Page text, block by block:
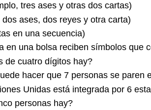
tres ases y otras dos cartas)
ases, dos reyes y otra carta)
en una secuencia)
en una bolsa reciben símbolos
de cuatro dígitos hay?
hacer que 7 personas se paren
Unidas está integrada por 6
personas hay?